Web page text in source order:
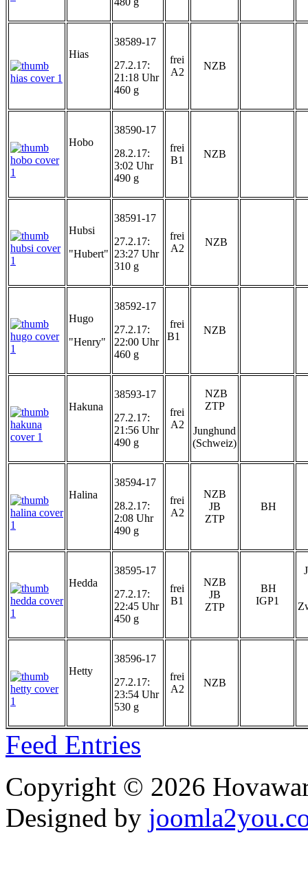
Hias
38589-17
27.2.17:
21:18 Uhr
460 g
frei
A2
NZB
Hobo
38590-17
28.2.17:
3:02 Uhr
490 g
frei
B1
NZB
Hubsi
"Hubert"
38591-17
27.2.17:
23:27 Uhr
310 g
frei
A2
NZB
Hugo
"Henry"
38592-17
27.2.17:
22:00 Uhr
460 g
frei
B1
NZB
Hakuna
38593-17
27.2.17:
21:56 Uhr
490 g
frei
A2
NZB
ZTP
Junghund
(Schweiz)
Halina
38594-17
28.2.17:
2:08 Uhr
490 g
frei
A2
NZB
JB
ZTP
BH
Hedda
38595-17
27.2.17:
22:45 Uhr
450 g
frei
B1
NZB
JB
ZTP
BH
IGP1
Hetty
38596-17
27.2.17:
23:54 Uhr
530 g
frei
A2
NZB
Feed Entries
Copyright © 2026
Designed by